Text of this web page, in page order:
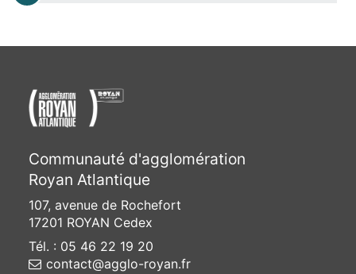
Communauté d'agglomération
Royan Atlantique
107, avenue de Rochefort
17201 ROYAN Cedex
Tél. : 05 46 22 19 20
contact@agglo-royan.fr